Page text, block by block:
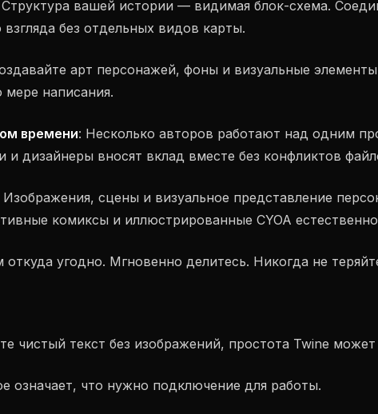
Структура вашей истории — видимая блок-схема.
без отдельных видов карты.
арт персонажей, фоны и визуальные
написания.
времени: Несколько авторов работают над одним
дизайнеры вносят вклад вместе без конфликтов
Изображения, сцены и визуальное представление
комиксы и иллюстрированные CYOA
угодно. Мгновенно делитесь. Никогда не
чистый текст без изображений, простота Twine
означает, что нужно подключение для работы.